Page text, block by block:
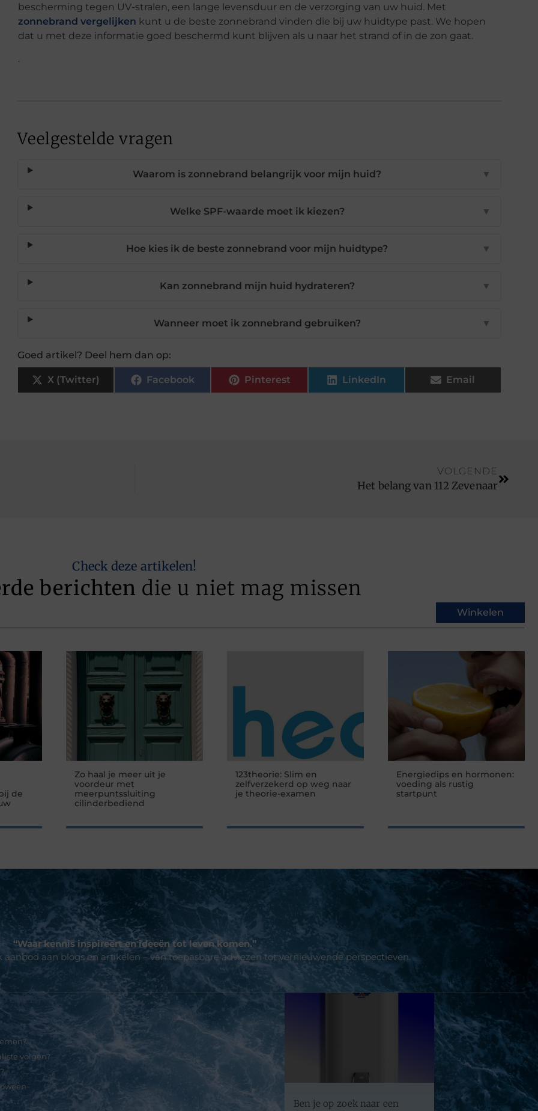
bescherming tegen UV-stralen, een lange levensduur en de verzorging van uw huid. Met
zonnebrand vergelijken kunt u de beste zonnebrand vinden die bij uw huidtype past. We hopen
dat u met deze informatie goed beschermd kunt blijven als u naar het strand of in de zon gaat.
.
Veelgestelde vragen
Waarom is zonnebrand belangrijk voor mijn huid? ▼
Welke SPF-waarde moet ik kiezen? ▼
Hoe kies ik de beste zonnebrand voor mijn huidtype? ▼
Kan zonnebrand mijn huid hydrateren? ▼
Wanneer moet ik zonnebrand gebruiken? ▼
Goed artikel? Deel hem dan op:
X (Twitter) Facebook Pinterest LinkedIn Email
VOLGENDE
Het belang van 112 Zevenaar
Check deze artikelen!
berichten die u niet mag missen
Winkelen
de
Zo haal je meer uit je
voordeur met
meerpuntssluiting
cilinderbediend
123theorie: Slim en
zelfverzekerd op weg naar
je theorie-examen
Energiedips en hormonen:
voeding als rustig
startpunt
“Waar kennis inspireert en ideeën tot leven komen.”
aan blogs en artikelen – van toepasbare adviezen tot vernieuwende perspectieven.
een rij
volgen?
Ben je op zoek naar een